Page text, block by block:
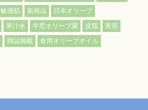
敏感肌 新商品
日本オリーブ
果汁水 牛窓オリーブ園 皮脂
美容
雑誌掲載 食用オリーブオイル